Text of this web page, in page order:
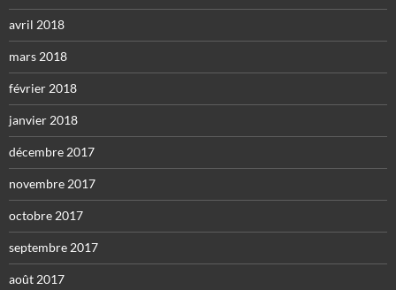
avril 2018
mars 2018
février 2018
janvier 2018
décembre 2017
novembre 2017
octobre 2017
septembre 2017
août 2017